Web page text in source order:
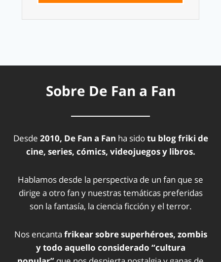
Sobre De Fan a Fan
Desde 2010, De Fan a Fan ha sidotu blog friki de
cine, series, cómics, videojuegos y libros.
Hablamos desde la perspectiva de un fan que se
dirige a otro fan y nuestras temáticas preferidas
son la fantasía, la ciencia ficción y el terror.
Nos encanta frikear sobre superhéroes, zombis
y todo aquello considerado “cultura